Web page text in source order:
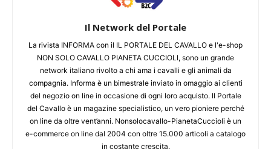
Il Network del Portale
La rivista INFORMA con il IL PORTALE DEL CAVALLO e l'e-shop
NON SOLO CAVALLO PIANETA CUCCIOLI, sono un grande
network italiano rivolto a chi ama i cavalli e gli animali da
compagnia. Informa è un bimestrale inviato in omaggio ai clienti
del negozio on line in occasione di ogni loro acquisto. Il Portale
del Cavallo è un magazine specialistico, un vero pioniere perché
on line da oltre vent’anni. Nonsolocavallo-PianetaCuccioli è un
e-commerce on line dal 2004 con oltre 15.000 articoli a catalogo
in costante crescita.